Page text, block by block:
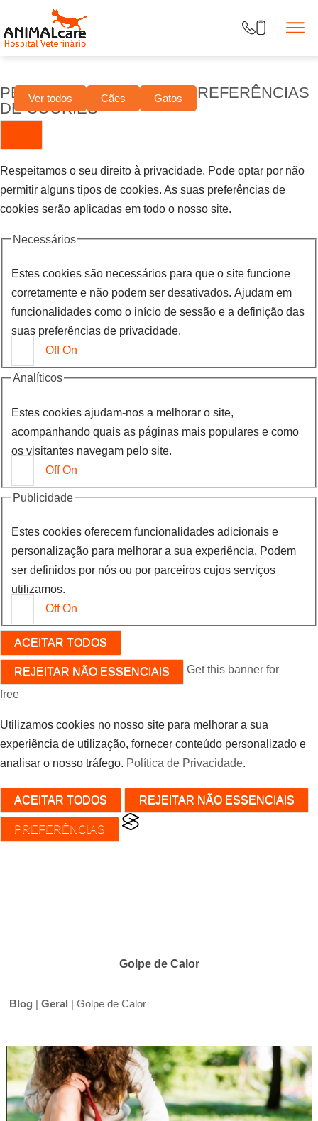
PERSONALIZE AS SUAS PREFERÊNCIAS
DE COOKIES
Respeitamos o seu direito à privacidade. Pode optar por não
permitir alguns tipos de cookies. As suas preferências de
cookies serão aplicadas em todo o nosso site.
Necessários
Estes cookies são necessários para que o site funcione
corretamente e não podem ser desativados. Ajudam em
funcionalidades como o início de sessão e a definição das
suas preferências de privacidade.
Off On
Analíticos
Estes cookies ajudam-nos a melhorar o site,
acompanhando quais as páginas mais populares e como
os visitantes navegam pelo site.
Off On
Publicidade
Estes cookies oferecem funcionalidades adicionais e
personalização para melhorar a sua experiência. Podem
ser definidos por nós ou por parceiros cujos serviços
utilizamos.
Off On
ACEITAR TODOS
REJEITAR NÃO ESSENCIAIS Get this banner for
free
Utilizamos cookies no nosso site para melhorar a sua
experiência de utilização, fornecer conteúdo personalizado e
analisar o nosso tráfego. Política de Privacidade.
ACEITAR TODOS REJEITAR NÃO ESSENCIAIS
PREFERÊNCIAS
Ver todos Cães Gatos
Golpe de Calor
Blog |Geral |Golpe de Calor